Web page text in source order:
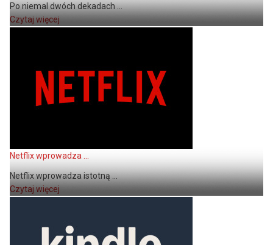
Po niemal dwóch dekadach ...
Czytaj więcej
Netflix wprowadza ...
Netflix wprowadza istotną ...
Czytaj więcej